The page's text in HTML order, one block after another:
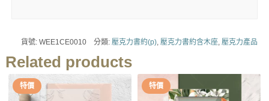
貨號:WEE1CE0010 分類:壓克力書約(p) ,壓克力書約含木座 ,壓克力產品
Related products
特價 特價